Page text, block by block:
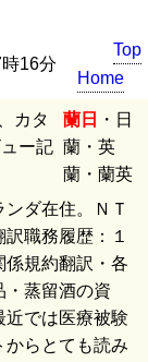
16分
Top
Home
カタ
ー記
蘭日
・日
蘭・英
蘭・蘭英
ダ在住。ＮＴ
職務履歴：１
係規約翻訳・各
・蒸留酒の資
近では医療被験
からとても読み